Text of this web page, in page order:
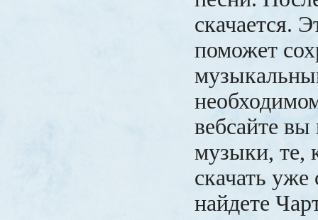
скачается.
поможет
вебсайте
музыки, те,
скачать
найдете